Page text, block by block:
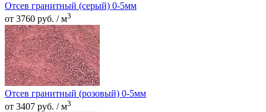
Отсев гранитный (серый) 0-5мм
от 3760 руб. / м3
Отсев гранитный (розовый) 0-5мм
от 3407 руб. / м3